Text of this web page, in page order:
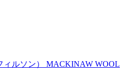
ィルソン） MACKINAW WOOL